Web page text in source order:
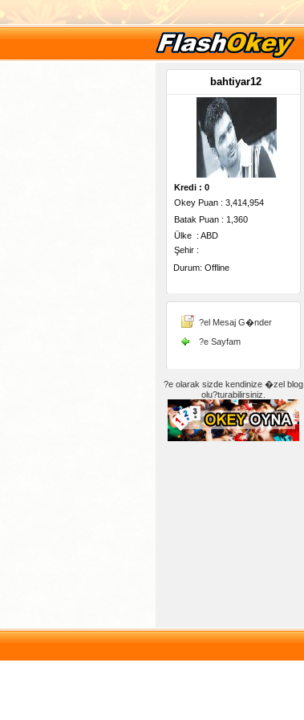
bahtiyar12
Kredi : 0
Okey Puan : 3,414,954
Batak Puan : 1,360
Ülke : ABD
Şehir :
Durum: Offline
?el Mesaj G�nder
?e Sayfam
?e olarak sizde kendinize �zel blog
olu?turabilirsiniz.